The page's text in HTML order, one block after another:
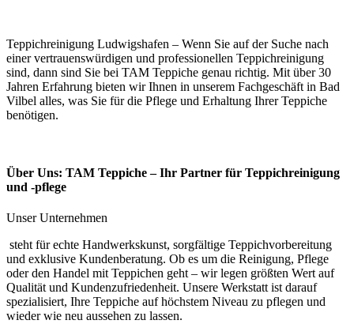
Teppichreinigung Ludwigshafen – Wenn Sie auf der Suche nach
einer vertrauenswürdigen und professionellen Teppichreinigung
sind, dann sind Sie bei TAM Teppiche genau richtig. Mit über 30
Jahren Erfahrung bieten wir Ihnen in unserem Fachgeschäft in Bad
Vilbel alles, was Sie für die Pflege und Erhaltung Ihrer Teppiche
benötigen.
Über Uns: TAM Teppiche – Ihr Partner für Teppichreinigung
und -pflege
Unser Unternehmen
steht für echte Handwerkskunst, sorgfältige Teppichvorbereitung
und exklusive Kundenberatung. Ob es um die Reinigung, Pflege
oder den Handel mit Teppichen geht – wir legen größten Wert auf
Qualität und Kundenzufriedenheit. Unsere Werkstatt ist darauf
spezialisiert, Ihre Teppiche auf höchstem Niveau zu pflegen und
wieder wie neu aussehen zu lassen.